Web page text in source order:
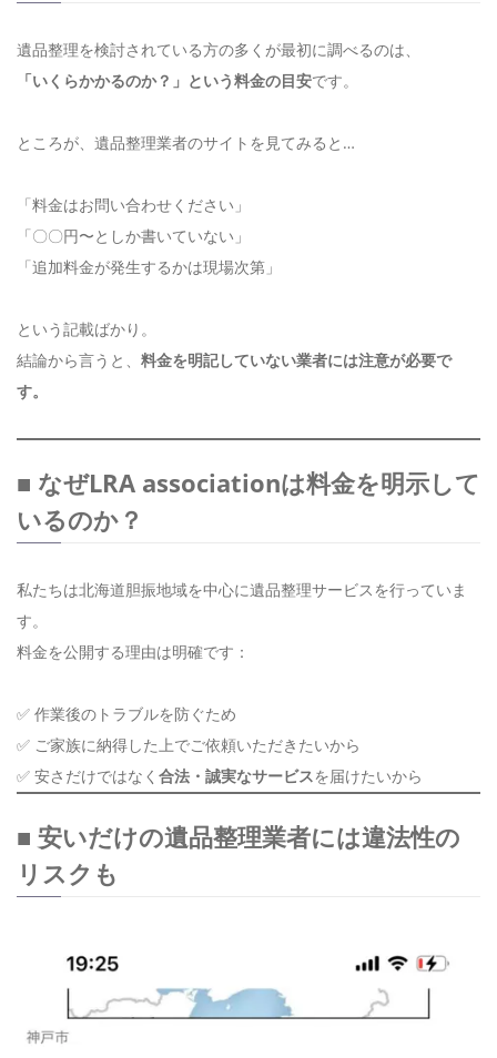
遺品整理を検討されている方の多くが最初に調べるのは、
「いくらかかるのか？」という料金の目安です。
ところが、遺品整理業者のサイトを見てみると…
「料金はお問い合わせください」
「〇〇円〜としか書いていない」
「追加料金が発生するかは現場次第」
という記載ばかり。
結論から言うと、 料金を明記していない業者には注意が必要で
す。
■ なぜLRA associationは料金を明示して
いるのか？
私たちは北海道胆振地域を中心に遺品整理サービスを行っていま
す。
料金を公開する理由は明確です：
✅ 作業後のトラブルを防ぐため
✅ ご家族に納得した上でご依頼いただきたいから
✅ 安さだけではなく 合法・誠実なサービスを届けたいから
■ 安いだけの遺品整理業者には違法性の
リスクも